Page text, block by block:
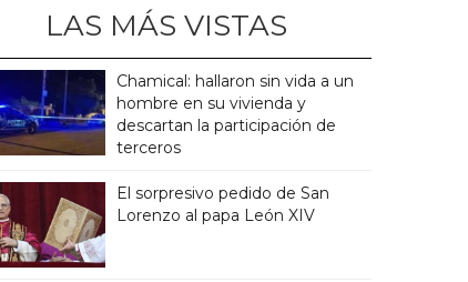
LAS MÁS VISTAS
Chamical: hallaron sin vida a un
hombre en su vivienda y
descartan la participación de
terceros
El sorpresivo pedido de San
Lorenzo al papa León XIV